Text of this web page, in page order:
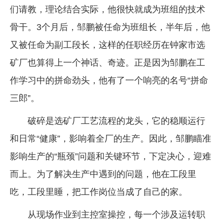
们请教，理论结合实际，他很快就成为班组的技术
骨干。3个月后，邹鹏被任命为班组长，半年后，他
又被任命为副工段长，这样的任职经历在钟家市选
矿厂也算得上一个神话、奇迹。正是因为邹鹏在工
作学习中的拼命劲头，他有了一个响亮的名号“拼命
三郎”。
破碎是选矿厂工艺流程的龙头，它的稳顺运行
和日常“健康”，影响着全厂的生产。因此，邹鹏瞄准
影响生产的“瓶颈”问题和关键环节，下定决心，迎难
而上。为了解决生产中遇到的问题，他在工段里
吃，工段里睡，把工作岗位当成了自己的家。
从现场作业到主控室操控，每一个涉及运转职